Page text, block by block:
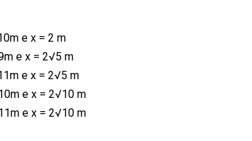
e x = 2 m
e x = 2√5 m
e x = 2√5 m
e x = 2√10 m
e x = 2√10 m